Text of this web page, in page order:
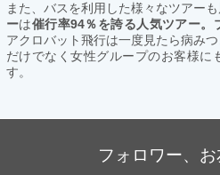
また、バスを利用した様々なツアー
ーは催行率94％を誇る人気ツアー。
アクロバット飛行は一度見たら病み
だけでなく女性グループのお客様に
す。
フォロワー、